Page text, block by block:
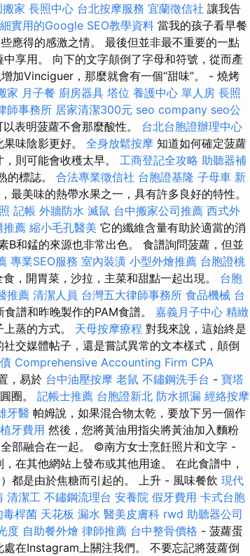
家 長照中心 台北按摩服務 宜蘭徵信社 讓我告
實用的Google SEO教學資料 當我的孩子看早餐
應得的感激之情。 最後但並非最不重要的一點
享用。 向下的文字顛倒了字母和符號，從而產
加Vinciguer，那麼就會有一個“甜味”。 - 燒烤
家 月子餐 廚房器具 塔位 養護中心 單人房 長照
師事務所 居家清潔300元 seo company seo公
表明菠蘿不會那麼酸性。 台北台胞證辦理中心
味陰影更好。 全身放鬆按摩 知道如何確定菠蘿
則可能會收穫太早。 工商登記全攻略 助聽器補
的標誌。 合法專業徵信社 台胞證基隆 子母車 新
最美味的熱帶水果之一，具有許多良好的特性。
記帳 外牆防水 滅鼠 台中搬家公司推薦 西式外
推薦 縮小毛孔醫美 它的纖維含量有助於適當的消
B和錳的來源也非常出色。 食譜詢問菠蘿，但並
專業SEO服務 室內裝潢 小型外燴推薦 台胞證桃
，開胃菜，沙拉，主菜和甜點一起出現。 台胞
推薦 清潔人員 台灣五大律師事務所 食品機械 台
譜和昨晚製作的PAM食譜。 嘉義月子中心 精緻
蒸的方式。 天母按摩療程 對我來說，這始終是
交媒體帖子，還是嘗試異常的文本樣式，顛倒
Comprehensive Accounting Firm CPA
，易於 台中油壓按摩 老鼠 不鏽鋼洗手台 - 寶塔
圈。 記帳士推薦 台胞證新北 防水抓漏 經絡按摩
牙醫 帕姆說，如果混合物太乾，要放下另一個作
植牙費用 然後，您將黃油用指尖將黃油加入麵粉
部融合在一起。 ©南方女士烹飪照片和文字 -
在其他網站上發布或其他用途。 在此食譜中，
都是由於焦糖而引起的。 上升 - 風味餐飲 現代
清潔工 不鏽鋼流理台 安養院 假牙費用 卡式台胞
毒桿菌 天花板 漏水 醫美皮膚科 rwd 助聽器公司
度 自助餐外燴 律師推薦 台中整骨價格 - 菠蘿蛋
在Instagram上關注我們。 不要忘記將菠蘿倒